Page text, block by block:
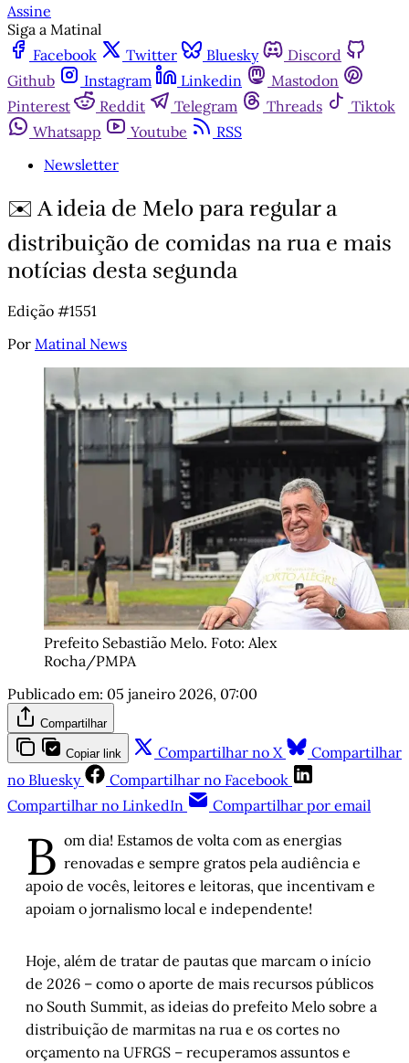
Assine
Siga a Matinal
Facebook
Twitter Bluesky
Discord
Github
Instagram Linkedin
Mastodon
Pinterest
Reddit Telegram Threads
Tiktok
Whatsapp
Youtube
RSS
Newsletter
✉️ A ideia de Melo para regular a
distribuição de comidas na rua e mais
notícias desta segunda
Edição #1551
Por Matinal News
Prefeito Sebastião Melo. Foto: Alex
Rocha/PMPA
Publicado em: 05 janeiro 2026, 07:00
Compartilhar
Copiar link Compartilhar no X
Compartilhar
no Bluesky
Compartilhar no Facebook
Compartilhar no LinkedIn
Compartilhar por email
B om dia! Estamos de volta com as energias
renovadas e sempre gratos pela audiência e
apoio de vocês, leitores e leitoras, que incentivam e
apoiam o jornalismo local e independente!
Hoje, além de tratar de pautas que marcam o início
de 2026 – como o aporte de mais recursos públicos
no South Summit, as ideias do prefeito Melo sobre a
distribuição de marmitas na rua e os cortes no
orçamento na UFRGS – recuperamos assuntos e